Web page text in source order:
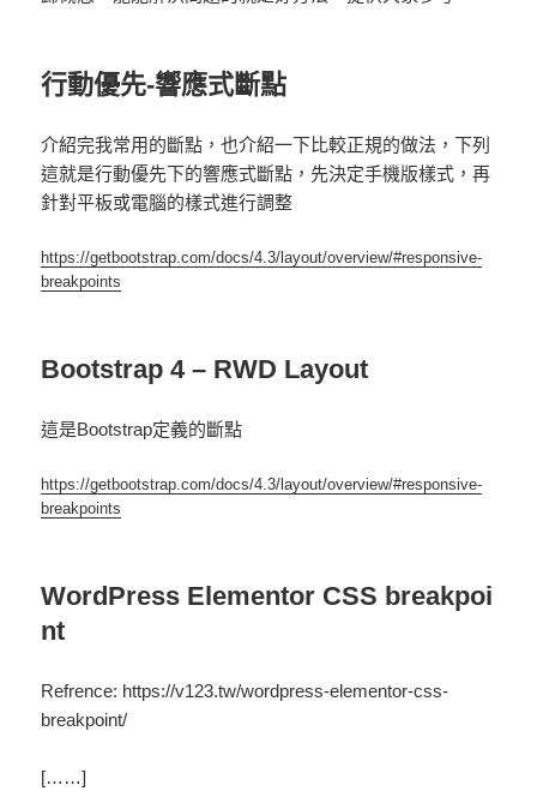
行動優先-響應式斷點
介紹完我常用的斷點，也介紹一下比較正規的做法，下列
這就是行動優先下的響應式斷點，先決定手機版樣式，再
針對平板或電腦的樣式進行調整
https://getbootstrap.com/docs/4.3/layout/overview/#responsive-
breakpoints
Bootstrap 4 – RWD Layout
這是Bootstrap定義的斷點
https://getbootstrap.com/docs/4.3/layout/overview/#responsive-
breakpoints
WordPress Elementor CSS breakpoi
nt
Refrence: https://v123.tw/wordpress-elementor-css-
breakpoint/
[……]